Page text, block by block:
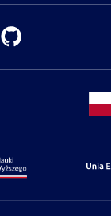
Europejskie
Nauki i